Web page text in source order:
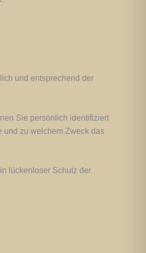
und entsprechend der
Sie persönlich identifiziert
und zu welchem Zweck das
lückenloser Schutz der